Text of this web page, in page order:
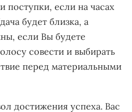
поступки, если на часах
будет близка, а
если Вы будете
совести и выбирать
перед материальными
достижения успеха. Вас